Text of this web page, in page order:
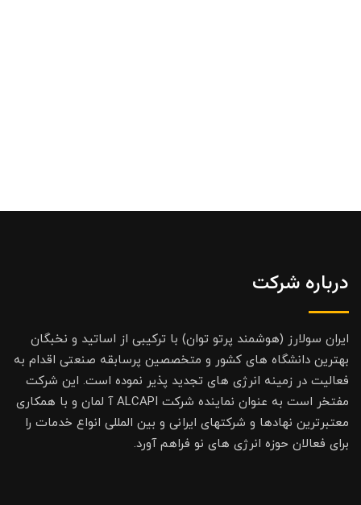
درباره شرکت
ایران سولارز (هوشمند پرتو توان) با ترکیبی از اساتید و نخبگان
بهترین دانشگاه های کشور و متخصصین پرسابقه صنعتی اقدام به
فعالیت در زمینه انرژی های تجدید پذیر نموده است. این شرکت
مفتخر است به عنوان نماینده شرکت ALCAPI آ لمان و با همکاری
معتبرترین نهادها و شرکتهای ایرانی و بین المللی انواع خدمات را
برای فعالان حوزه انرژی های نو فراهم آورد.